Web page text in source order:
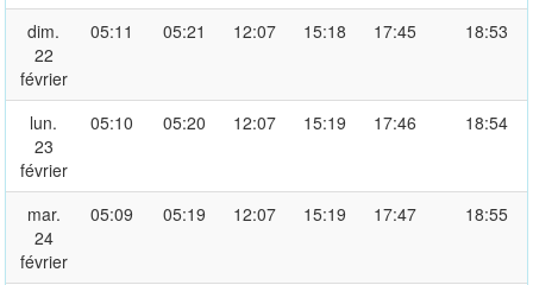
dim.
22
février
05:11 05:21 12:07 15:18 17:45 18:53
lun.
23
février
05:10 05:20 12:07 15:19 17:46 18:54
mar.
24
février
05:09 05:19 12:07 15:19 17:47 18:55